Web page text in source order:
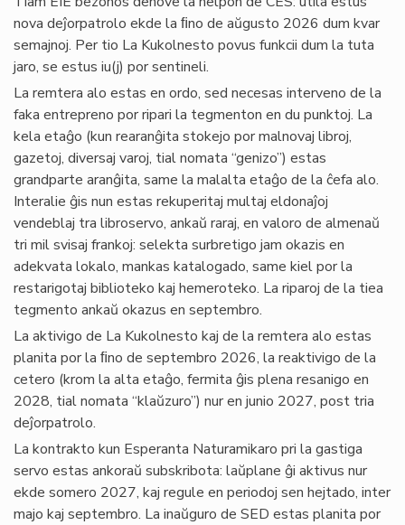
nova deĵorpatrolo ekde la ﬁno de aŭgusto 2026 dum kvar
semajnoj. Per tio La Kukolnesto povus funkcii dum la tuta
jaro, se estus iu(j) por sentineli.
La remtera alo estas en ordo, sed necesas interveno de la
faka entrepreno por ripari la tegmenton en du punktoj. La
kela etaĝo (kun rearanĝita stokejo por malnovaj libroj,
gazetoj, diversaj varoj, tial nomata “genizo”) estas
grandparte aranĝita, same la malalta etaĝo de la ĉefa alo.
Interalie ĝis nun estas rekuperitaj multaj eldonaĵoj
vendeblaj tra libroservo, ankaŭ raraj, en valoro de almenaŭ
tri mil svisaj frankoj: selekta surbretigo jam okazis en
adekvata lokalo, mankas katalogado, same kiel por la
restarigotaj biblioteko kaj hemeroteko. La riparoj de la tiea
tegmento ankaŭ okazus en septembro.
La aktivigo de La Kukolnesto kaj de la remtera alo estas
planita por la ﬁno de septembro 2026, la reaktivigo de la
cetero (krom la alta etaĝo, fermita ĝis plena resanigo en
2028, tial nomata “klaŭzuro”) nur en junio 2027, post tria
deĵorpatrolo.
La kontrakto kun Esperanta Naturamikaro pri la gastiga
servo estas ankoraŭ subskribota: laŭplane ĝi aktivus nur
ekde somero 2027, kaj regule en periodoj sen hejtado, inter
majo kaj septembro. La inaŭguro de SED estas planita por